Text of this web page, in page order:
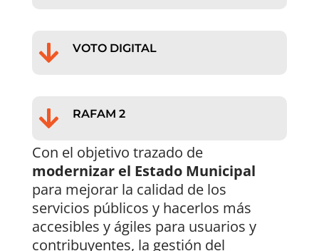
 VOTO DIGITAL
 RAFAM 2
Con el objetivo trazado de
modernizar el Estado Municipal
para mejorar la calidad de los
servicios públicos y hacerlos más
accesibles y ágiles para usuarios y
contribuyentes, la gestión del